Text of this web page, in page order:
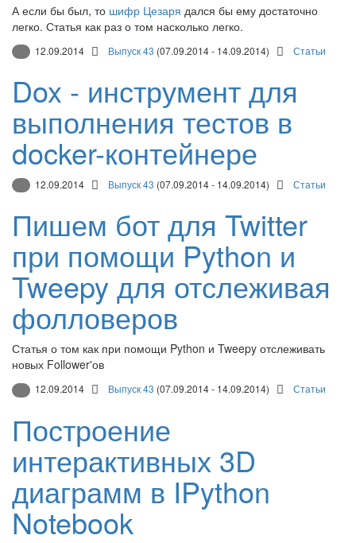
А если бы был, то шифр Цезаря дался бы ему достаточно
легко. Статья как раз о том насколько легко.
12.09.2014 Выпуск 43 (07.09.2014 - 14.09.2014) Статьи
Dox - инструмент для
выполнения тестов в
docker-контейнере
12.09.2014 Выпуск 43 (07.09.2014 - 14.09.2014) Статьи
Пишем бот для Twitter
при помощи Python и
Tweepy для отслеживая
фолловеров
Статья о том как при помощи Python и Tweepy отслеживать
новых Follower'ов
12.09.2014 Выпуск 43 (07.09.2014 - 14.09.2014) Статьи
Построение
интерактивных 3D
диаграмм в IPython
Notebook